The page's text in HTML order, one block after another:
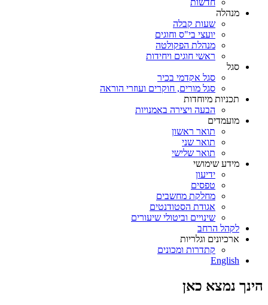
חדשות
מנהלה
שעות קבלה
יועצי בי"ס וחוגים
מנהלת הפקולטה
ראשי חוגים ויחידות
סגל
סגל אקדמי בכיר
סגל מורים, חוקרים ועוזרי הוראה
תכניות מיוחדות
הבעה ויצירה באמנויות
מועמדים
תואר ראשון
תואר שני
תואר שלישי
מידע שימושי
ידיעון
טפסים
מחלקת מחשבים
אגודת הסטודנטים
שינויים וביטולי שיעורים
לקהל הרחב
ארכיונים וגלריות
קתדרות ומכונים
English
הינך נמצא כאן